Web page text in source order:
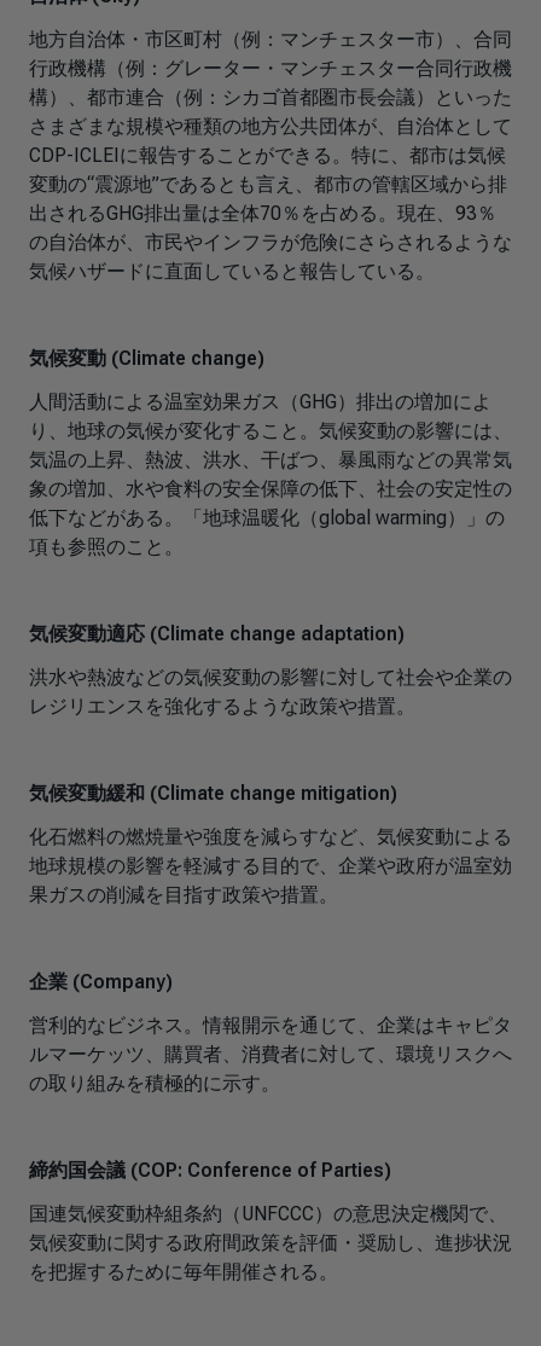
地方自治体・市区町村（例：マンチェスター市）、合同
行政機構（例：グレーター・マンチェスター合同行政機
構）、都市連合（例：シカゴ首都圏市長会議）といった
さまざまな規模や種類の地方公共団体が、自治体として
CDP-ICLEIに報告することができる。特に、都市は気候
変動の“震源地”であるとも言え、都市の管轄区域から排
出されるGHG排出量は全体70％を占める。現在、93％
の自治体が、市民やインフラが危険にさらされるような
気候ハザードに直面していると報告している。
気候変動 (Climate change)
人間活動による温室効果ガス（GHG）排出の増加によ
り、地球の気候が変化すること。気候変動の影響には、
気温の上昇、熱波、洪水、干ばつ、暴風雨などの異常気
象の増加、水や食料の安全保障の低下、社会の安定性の
低下などがある。「地球温暖化（global warming）」の
項も参照のこと。
気候変動適応 (Climate change adaptation)
洪水や熱波などの気候変動の影響に対して社会や企業の
レジリエンスを強化するような政策や措置。
気候変動緩和 (Climate change mitigation)
化石燃料の燃焼量や強度を減らすなど、気候変動による
地球規模の影響を軽減する目的で、企業や政府が温室効
果ガスの削減を目指す政策や措置。
企業 (Company)
営利的なビジネス。情報開示を通じて、企業はキャピタ
ルマーケッツ、購買者、消費者に対して、環境リスクへ
の取り組みを積極的に示す。
締約国会議 (COP: Conference of Parties)
国連気候変動枠組条約（UNFCCC）の意思決定機関で、
気候変動に関する政府間政策を評価・奨励し、進捗状況
を把握するために毎年開催される。